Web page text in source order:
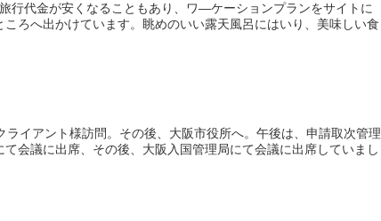
代金が安くなることもあり、ワ―ケーションプランをサイトに
ろへ出かけています。眺めのいい露天風呂にはいり、美味しい食
イアント様訪問。その後、大阪市役所へ。午後は、申請取次管理
会議に出席、その後、大阪入国管理局にて会議に出席していまし